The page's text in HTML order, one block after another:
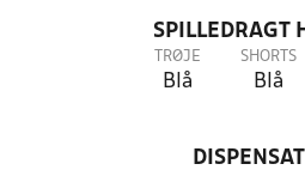
SPILLEDRAGT
TRØJE
Blå
SHORTS
Blå